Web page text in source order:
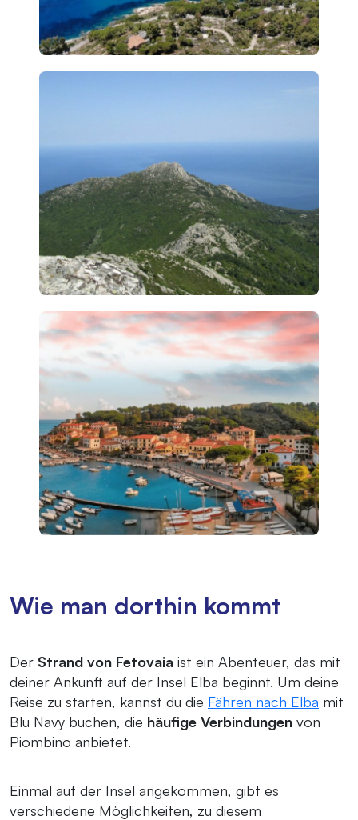
Wie man dorthin kommt
Der Strand von Fetovaia ist ein Abenteuer, das mit
deiner Ankunft auf der Insel Elba beginnt. Um deine
Reise zu starten, kannst du die Fähren nach Elba mit
Blu Navy buchen, die häufige Verbindungen von
Piombino anbietet.
Einmal auf der Insel angekommen, gibt es
verschiedene Möglichkeiten, zu diesem